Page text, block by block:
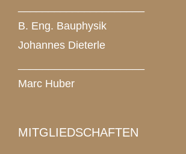
B. Eng. Bauphysik
Johannes Dieterle
Marc Huber
MITGLIEDSCHAFTEN